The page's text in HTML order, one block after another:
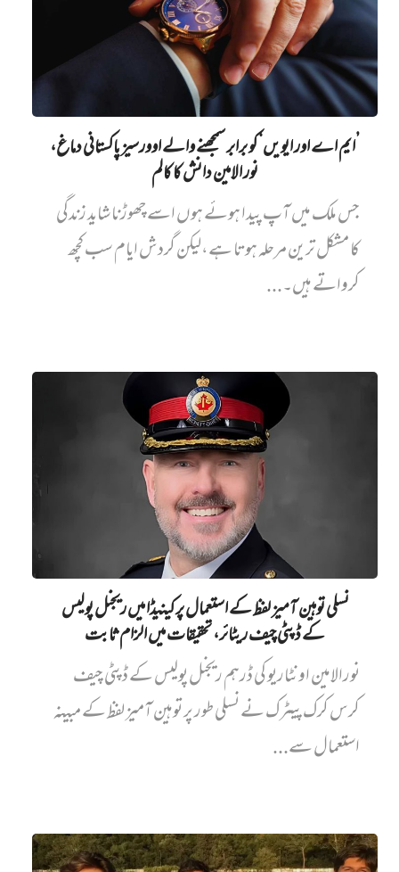
’ایم اے اور ایویں‌‘ کو برابر سمجھنے والے اوورسیز پاکستانی دماغ،
نور الامین دانش کا کالم
جس ملک میں آپ پیدا ہوئے ہوں اسے چھوڑنا شاید زندگی
کا مشکل ترین مرحلہ ہوتا ہے،لیکن گردش ایام سب کچھ
کرواتے ہیں۔...
نسلی توہین آمیز لفظ کے استعمال پر کینیڈا میں ریجنل پولیس
کے ڈپٹی چیف ریٹائر، تحقیقات میں الزام ثابت
نورالامین اونٹاریو کی ڈرہم ریجنل پولیس کے ڈپٹی چیف
کرس کرک پیٹرک نے نسلی طور پر توہین آمیز لفظ کے مبینہ
استعمال سے...